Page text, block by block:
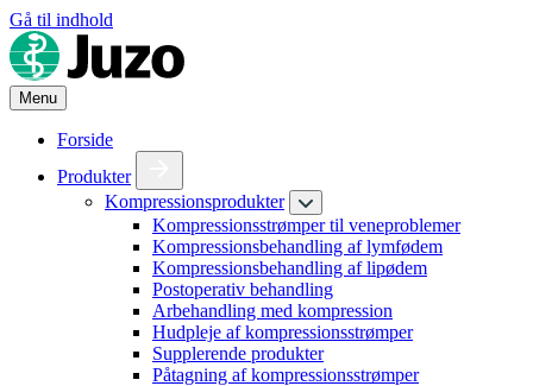
Gå til indhold
Menu
Forside
Produkter
Kompressionsprodukter
Kompressionsstrømper til veneproblemer
Kompressionsbehandling af lymfødem
Kompressionsbehandling af lipødem
Postoperativ behandling
Arbehandling med kompression
Hudpleje af kompressionsstrømper
Supplerende produkter
Påtagning af kompressionsstrømper